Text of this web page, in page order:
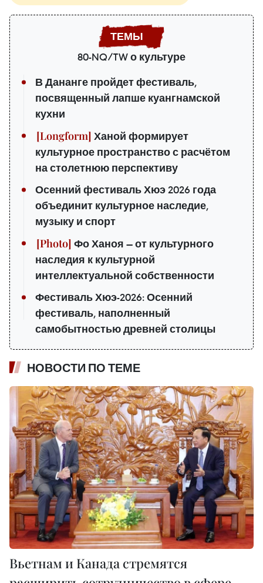
80-NQ/TW о культуре
В Дананге пройдет фестиваль,
посвященный лапше куангнамской
кухни
Ханой формирует
культурное пространство с расчётом
на столетнюю перспективу
Осенний фестиваль Хюэ 2026 года
объединит культурное наследие,
музыку и спорт
Фо Ханоя — от культурного
наследия к культурной
интеллектуальной собственности
Фестиваль Хюэ-2026: Осенний
фестиваль, наполненный
самобытностью древней столицы
НОВОСТИ ПО ТЕМЕ
Вьетнам и Канада стремятся